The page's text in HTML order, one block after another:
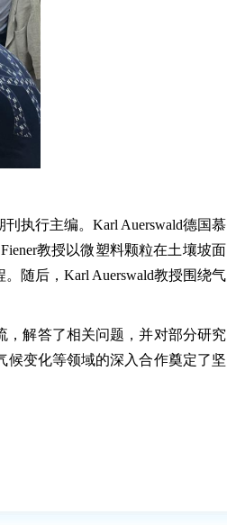
执行主编。Karl Auerswald德国慕
教授以微塑料颗粒在土壤坡面
随后，Karl Auerswald教授围绕气
，解答了相关问题，并对部分研究
候变化等领域的深入合作奠定了坚